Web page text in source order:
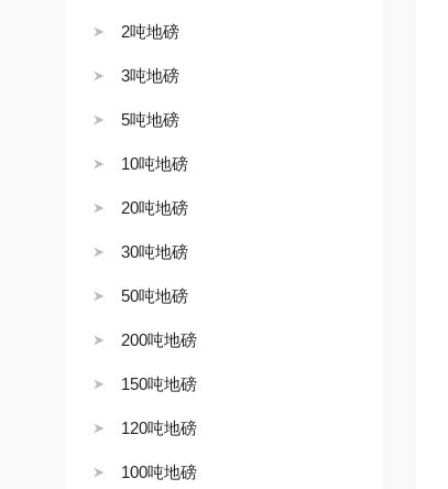
2吨地磅
3吨地磅
5吨地磅
10吨地磅
20吨地磅
30吨地磅
50吨地磅
200吨地磅
150吨地磅
120吨地磅
100吨地磅